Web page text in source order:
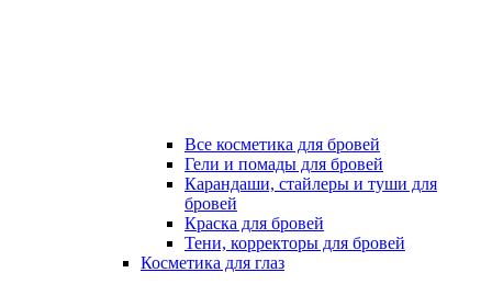
Все косметика для бровей
Гели и помады для бровей
Карандаши, стайлеры и туши для
бровей
Краска для бровей
Тени, корректоры для бровей
Косметика для глаз